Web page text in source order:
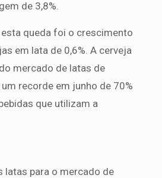
de 3,8%.
queda foi o crescimento
em lata de 0,6%. A cerveja
mercado de latas de
recorde em junho de 70%
que utilizam a
latas para o mercado de